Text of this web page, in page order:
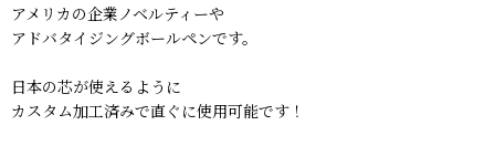
アメリカの企業ノベルティーや
アドバタイジングボールペンです。
日本の芯が使えるように
カスタム加工済みで直ぐに使用可能です！